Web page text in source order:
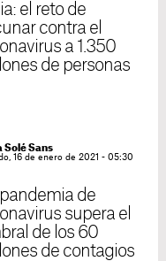
el reto de
contra el
a 1.350
de personas
Solé Sans
16 de enero de 2021 - 05:30
de
supera el
de los 60
de contagios